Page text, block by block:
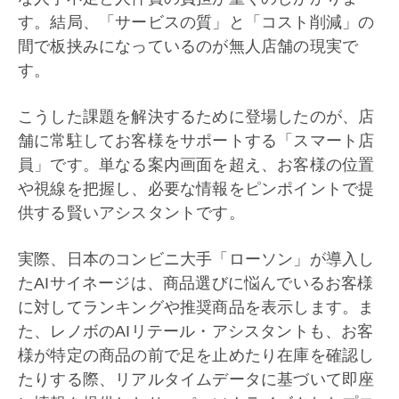
す。結局、「サービスの質」と「コスト削減」の
間で板挟みになっているのが無人店舗の現実で
す。
こうした課題を解決するために登場したのが、店
舗に常駐してお客様をサポートする「スマート店
員」です。単なる案内画面を超え、お客様の位置
や視線を把握し、必要な情報をピンポイントで提
供する賢いアシスタントです。
実際、日本のコンビニ大手「ローソン」が導入し
たAIサイネージは、商品選びに悩んでいるお客様
に対してランキングや推奨商品を表示します。ま
た、レノボのAIリテール・アシスタントも、お客
様が特定の商品の前で足を止めたり在庫を確認し
たりする際、リアルタイムデータに基づいて即座